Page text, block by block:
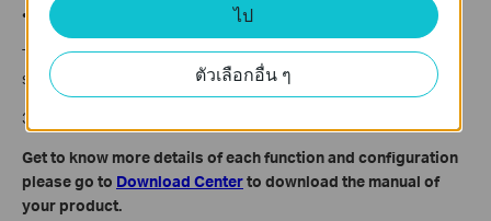
• Enable guest network bandwidth control
Tick this checkbox if you want to apply the Bandwidth Control
settings to the wireless devices on your guest network.
3. Click
Get to know more details of each function and configuration
please go to Download Centerto download the manual of
your product.
ไป
ตัวเลือกอื่น ๆ